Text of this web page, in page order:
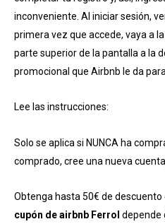
inconveniente. Al iniciar sesión,
primera vez que accede, vaya a
parte superior de la pantalla a la
promocional que Airbnb le da
Lee las instrucciones:
Solo se aplica si NUNCA ha
comprado, cree una nueva
Obtenga hasta 50€ de descuento
cupón de airbnb Ferrol depende